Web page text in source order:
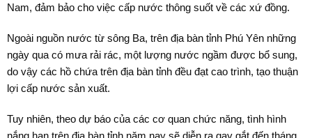
Nam, đảm bảo cho việc cấp nước thông suốt về các xứ đồng.
Ngoài nguồn nước từ sông Ba, trên địa bàn tỉnh Phú Yên những
ngày qua có mưa rải rác, một lượng nước ngầm được bổ sung,
do vậy các hồ chứa trên địa bàn tỉnh đều đạt cao trình, tạo thuận
lợi cấp nước sản xuất.
Tuy nhiên, theo dự báo của các cơ quan chức năng, tình hình
nắng hạn trên địa bàn tỉnh năm nay sẽ diễn ra gay gắt đến tháng